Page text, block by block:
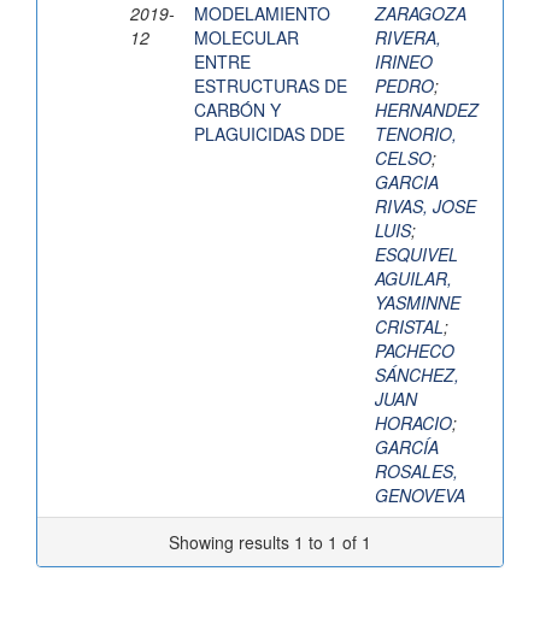
2019-
12
MODELAMIENTO
MOLECULAR
ENTRE
ESTRUCTURAS DE
CARBÓN Y
PLAGUICIDAS DDE
ZARAGOZA
RIVERA,
IRINEO
PEDRO;
HERNANDEZ
TENORIO,
CELSO;
GARCIA
RIVAS, JOSE
LUIS;
ESQUIVEL
AGUILAR,
YASMINNE
CRISTAL;
PACHECO
SÁNCHEZ,
JUAN
HORACIO;
GARCÍA
ROSALES,
GENOVEVA
Showing results 1 to 1 of 1